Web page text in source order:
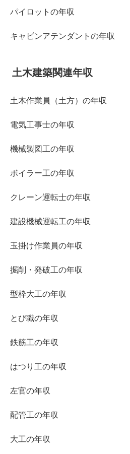
パイロットの年収
キャビンアテンダントの年収
土木建築関連年収
土木作業員（土方）の年収
電気工事士の年収
機械製図工の年収
ボイラー工の年収
クレーン運転士の年収
建設機械運転工の年収
玉掛け作業員の年収
掘削・発破工の年収
型枠大工の年収
とび職の年収
鉄筋工の年収
はつり工の年収
左官の年収
配管工の年収
大工の年収